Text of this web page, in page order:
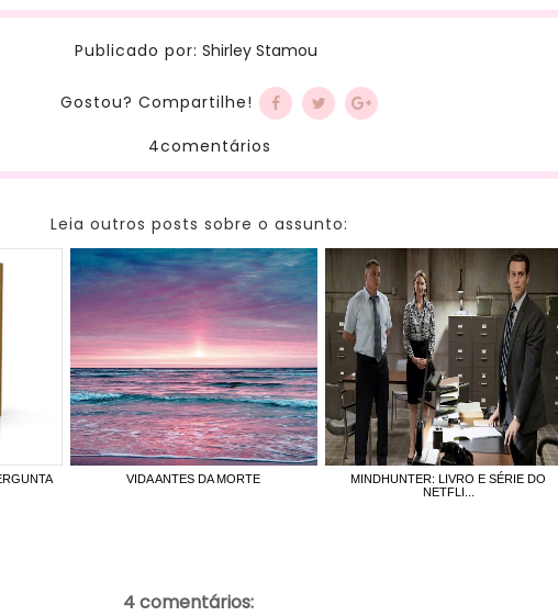
Publicado por: Shirley Stamou
Gostou? Compartilhe!
4comentários
Leia outros posts sobre o assunto:
VIDA ANTES DA MORTE
MINDHUNTER: LIVRO E SÉRIE DO
NETFLI...
4 comentários: